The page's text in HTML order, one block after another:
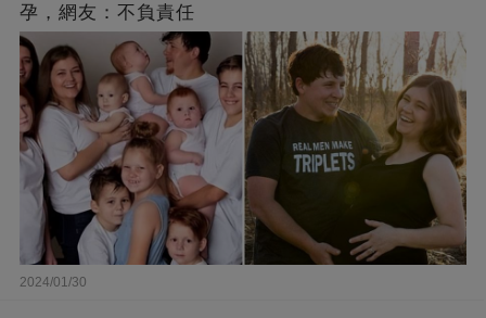
孕，網友：不負責任
2024/01/30